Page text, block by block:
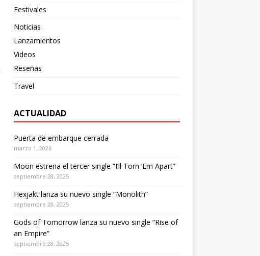
Festivales
Noticias
Lanzamientos
Videos
Reseñas
Travel
ACTUALIDAD
Puerta de embarque cerrada
marzo 1, 2026
Moon estrena el tercer single “I’ll Torn ‘Em Apart”
septiembre 28, 2025
Hexjakt lanza su nuevo single “Monolith”
septiembre 28, 2025
Gods of Tomorrow lanza su nuevo single “Rise of
an Empire”
septiembre 28, 2025